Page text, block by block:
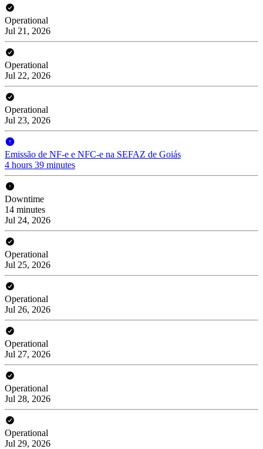
Operational
Jul 21, 2026
Operational
Jul 22, 2026
Operational
Jul 23, 2026
Emissão de NF-e e NFC-e na SEFAZ de Goiás
4 hours 39 minutes
Downtime
14 minutes
Jul 24, 2026
Operational
Jul 25, 2026
Operational
Jul 26, 2026
Operational
Jul 27, 2026
Operational
Jul 28, 2026
Operational
Jul 29, 2026